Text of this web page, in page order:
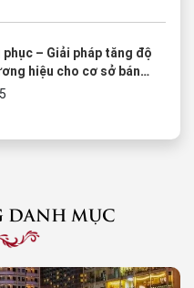
– Giải pháp tăng độ
hiệu cho cơ sở bán
DANH MỤC